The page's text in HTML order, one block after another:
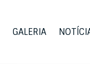
GALERIA